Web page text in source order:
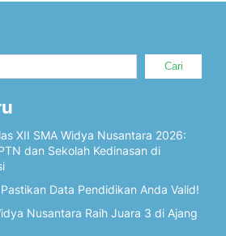
Cari
XII SMA Widya Nusantara 2026:
dan Sekolah Kedinasan di
Data Pendidikan Anda Valid!
Nusantara Raih Juara 3 di Ajang